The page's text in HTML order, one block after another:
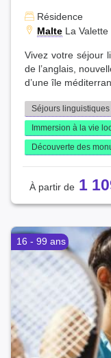
Résidence
Malte La Valette
Vivez votre séjour
de l’anglais,
d’une île
Séjours linguistiques
Immersion à la vie
Découverte des
1
16 - 99 ans